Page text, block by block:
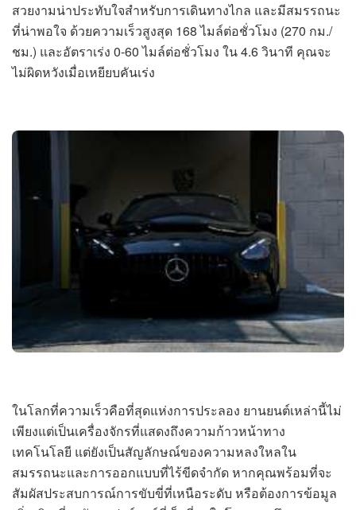
สวยงามน่าประทับใจสำหรับการเดินทางไกล และมีสมรรถนะ
ที่น่าพอใจ ด้วยความเร็วสูงสุด 168 ไมล์ต่อชั่วโมง (270 กม./
ชม.) และอัตราเร่ง 0-60 ไมล์ต่อชั่วโมง ใน 4.6 วินาที คุณจะ
ไม่ผิดหวังเมื่อเหยียบคันเร่ง
ในโลกที่ความเร็วคือที่สุดแห่งการประลอง ยานยนต์เหล่านี้ไม่
เพียงแต่เป็นเครื่องจักรที่แสดงถึงความก้าวหน้าทาง
เทคโนโลยี แต่ยังเป็นสัญลักษณ์ของความหลงใหลใน
สมรรถนะและการออกแบบที่ไร้ขีดจำกัด หากคุณพร้อมที่จะ
สัมผัสประสบการณ์การขับขี่ที่เหนือระดับ หรือต้องการข้อมูล